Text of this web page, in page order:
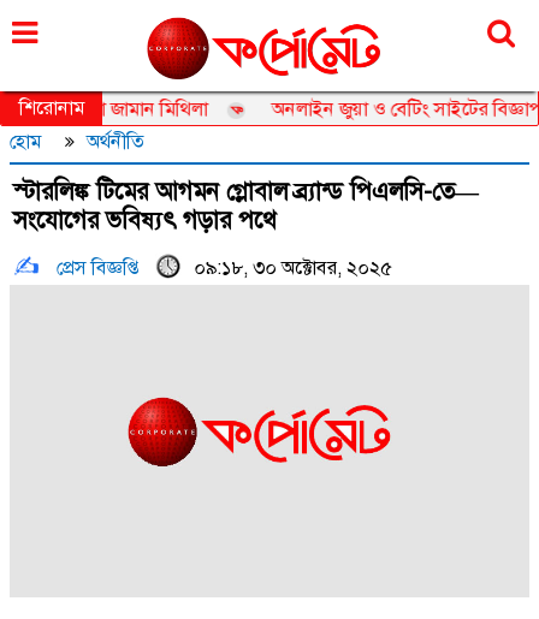
শনিবার, ০৮ আগস্ট ২০২৬, ২৪ শ্রাবণ ১৪৩৩
শিরোনাম
তানজিয়া জামান মিথিলা
অনলাইন জুয়া ও বেটিং সাইটের বিজ্ঞাপন
হোম
অর্থনীতি
স্টারলিঙ্ক টিমের আগমন গ্লোবাল ব্র্যান্ড পিএলসি-তে—
সংযোগের ভবিষ্যৎ গড়ার পথে
প্রেস বিজ্ঞপ্তি ০৯:১৮, ৩০ অক্টোবর, ২০২৫